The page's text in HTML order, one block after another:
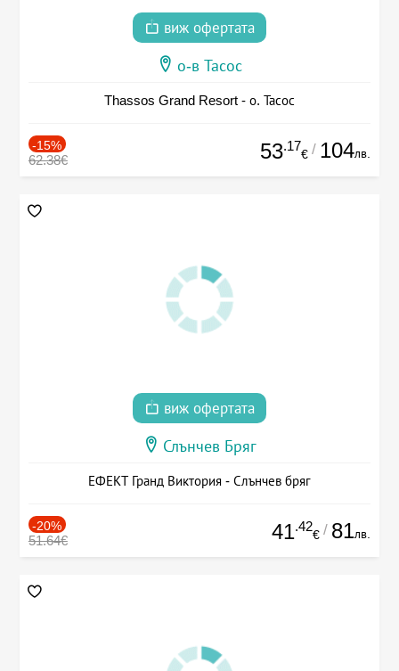
виж офертата
о-в Тасос
Thassos Grand Resort - о. Тасос
-15%
62.38€ 53.17
€ / 104лв.
виж офертата
Слънчев Бряг
ЕФЕКТ Гранд Виктория - Слънчев бряг
-20%
51.64€ 41.42
€ / 81лв.